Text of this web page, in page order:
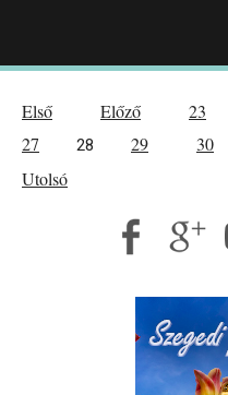
Első Előző 23
27
28 29 30
Utolsó